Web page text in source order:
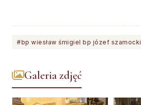
#bp wiesław śmigiel bp józef szamocki
Galeria zdjęć